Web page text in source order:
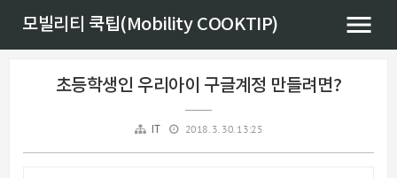
모빌리티 쿡팁(Mobility COOKTIP)
초등학생인 우리아이 구글계정 만들려면?
IT 2018. 3. 30. 13:25